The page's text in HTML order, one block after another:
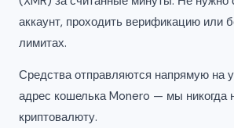
аккаунт, проходить верификацию или
лимитах.
Средства отправляются напрямую на
адрес кошелька Monero — мы никогда
криптовалюту.